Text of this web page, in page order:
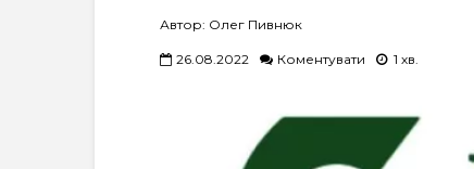
Автор: Олег Пивнюк
26.08.2022 Коментувати 1 хв.